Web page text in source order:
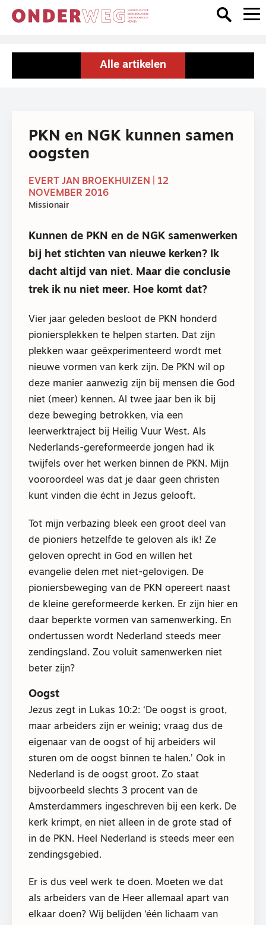
Alle artikelen
PKN en NGK kunnen samen
oogsten
EVERT JAN BROEKHUIZEN | 12
NOVEMBER 2016
Missionair
Kunnen de PKN en de NGK samenwerken
bij het stichten van nieuwe kerken? Ik
dacht altijd van niet. Maar die conclusie
trek ik nu niet meer. Hoe komt dat?
Vier jaar geleden besloot de PKN honderd
pioniersplekken te helpen starten. Dat zijn
plekken waar geëxperimenteerd wordt met
nieuwe vormen van kerk zijn. De PKN wil op
deze manier aanwezig zijn bij mensen die God
niet (meer) kennen. Al twee jaar ben ik bij
deze beweging betrokken, via een
leerwerktraject bij Heilig Vuur West. Als
Nederlands-gereformeerde jongen had ik
twijfels over het werken binnen de PKN. Mijn
vooroordeel was dat je daar geen christen
kunt vinden die écht in Jezus gelooft.
Tot mijn verbazing bleek een groot deel van
de pioniers hetzelfde te geloven als ik! Ze
geloven oprecht in God en willen het
evangelie delen met niet-gelovigen. De
pioniersbeweging van de PKN opereert naast
de kleine gereformeerde kerken. Er zijn hier en
daar beperkte vormen van samenwerking. En
ondertussen wordt Nederland steeds meer
zendingsland. Zou voluit samenwerken niet
beter zijn?
Oogst
Jezus zegt in Lukas 10:2: ‘De oogst is groot,
maar arbeiders zijn er weinig; vraag dus de
eigenaar van de oogst of hij arbeiders wil
sturen om de oogst binnen te halen.’ Ook in
Nederland is de oogst groot. Zo staat
bijvoorbeeld slechts 3 procent van de
Amsterdammers ingeschreven bij een kerk. De
kerk krimpt, en niet alleen in de grote stad of
in de PKN. Heel Nederland is steeds meer een
zendingsgebied.
Er is dus veel werk te doen. Moeten we dat
als arbeiders van de Heer allemaal apart van
elkaar doen? Wij belijden ‘één lichaam van